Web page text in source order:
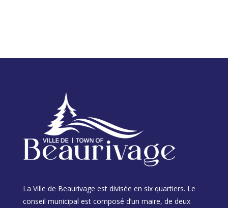
La Ville de Beaurivage est divisée en six quartiers. Le
conseil municipal est composé d’un maire, de deux